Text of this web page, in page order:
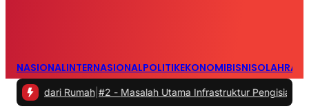
NASIONALINTERNASIONALPOLITIKEKONOMIBISNIS
dari Rumah| #2 -Masalah Utama Infrastruktur Pengisian Daya